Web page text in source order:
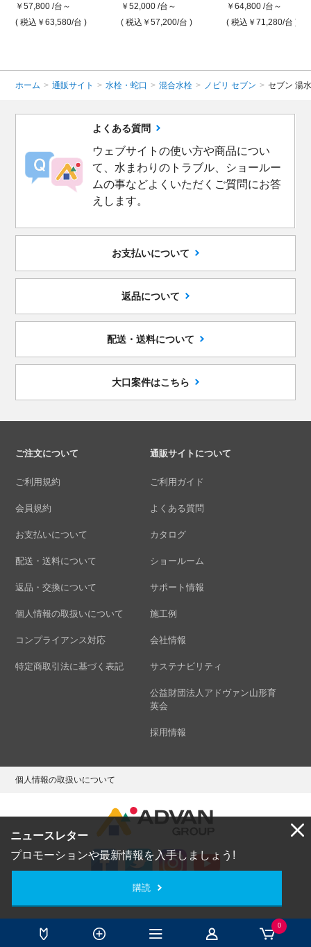
0
ニュースレター
プロモーションや最新情報を入手しましょう!
購読
￥57,800 /台～
( 税込￥63,580/台 )
￥52,000 /台～
( 税込￥57,200/台 )
￥64,800 /台～
( 税込￥71,280/台 )
ホーム > 通販サイト > 水栓・蛇口 > 混合水栓 > ノビリ セブン > セブン 湯
よくある質問
ウェブサイトの使い方や商品につい
て、水まわりのトラブル、ショールー
ムの事などよくいただくご質問にお答
えします。
お支払いについて
返品について
配送・送料について
大口案件はこちら
ご注文について
ご利用規約
会員規約
お支払いについて
配送・送料について
返品・交換について
個人情報の取扱いについて
コンプライアンス対応
特定商取引法に基づく表記
通販サイトについて
ご利用ガイド
よくある質問
カタログ
ショールーム
サポート情報
施工例
会社情報
サステナビリティ
公益財団法人アドヴァン山形育
英会
採用情報
個人情報の取扱いについて